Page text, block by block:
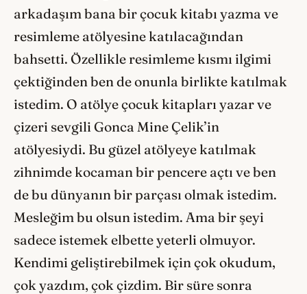
arkadaşım bana bir çocuk kitabı yazma ve
resimleme atölyesine katılacağından
bahsetti. Özellikle resimleme kısmı ilgimi
çektiğinden ben de onunla birlikte katılmak
istedim. O atölye çocuk kitapları yazar ve
çizeri sevgili Gonca Mine Çelik’in
atölyesiydi. Bu güzel atölyeye katılmak
zihnimde kocaman bir pencere açtı ve ben
de bu dünyanın bir parçası olmak istedim.
Mesleğim bu olsun istedim. Ama bir şeyi
sadece istemek elbette yeterli olmuyor.
Kendimi geliştirebilmek için çok okudum,
çok yazdım, çok çizdim. Bir süre sonra